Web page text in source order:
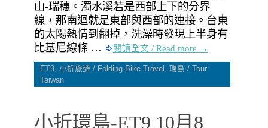
山-瑞穗。濁水溪若是西部上下的分界
線，那南迴就是東部與西部的連接。台東
的太陽熱情到翻掉，洗澡時發現上半身有
比基尼線條 …
閱讀全文 / Read more →
ET9, 小折旅遊 / Folding Bike Travel , 環島 / Tour
Taiwan
小折環島-ET9 10月8